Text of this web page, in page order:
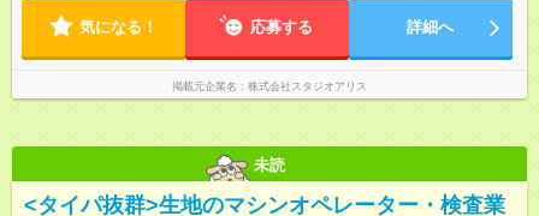
気になる！ 応募する 詳細へ
掲載元企業名 株式会社スタジオアリス
未読
<タイパ抜群>生地のマシンオペレーター・検査業